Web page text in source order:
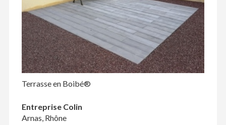
Terrasse en Boibé®
Entreprise Colin
Arnas, Rhône